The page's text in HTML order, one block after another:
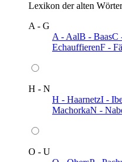
Lexikon der alten
A - G
A - AalB - BaasC
EchauffierenF -
H - N
H - HaarnetzI -
MachorkaN -
O - U